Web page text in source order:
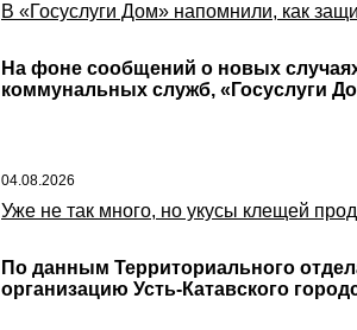
В «Госуслуги Дом» напомнили, как
На фоне сообщений о новых
коммунальных служб, «Госуслуги
04.08.2026
Уже не так много, но укусы клещей
По данным Территориального
организацию Усть-Катавского